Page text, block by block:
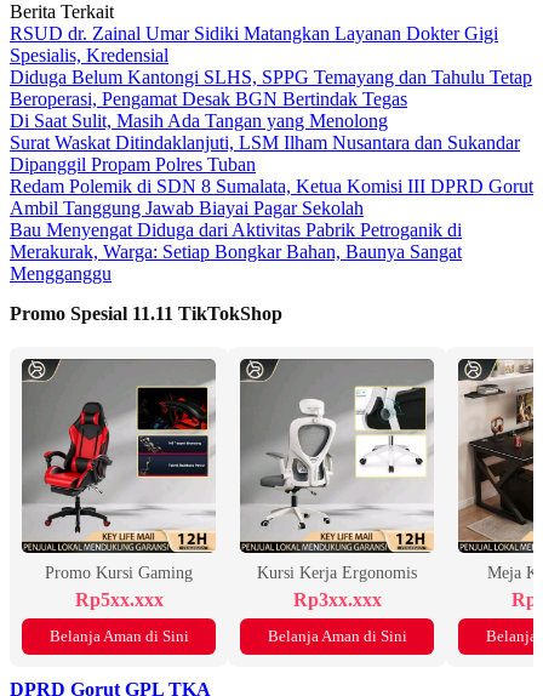
Berita Terkait
RSUD dr. Zainal Umar Sidiki Matangkan Layanan Dokter Gigi
Spesialis, Kredensial
Diduga Belum Kantongi SLHS, SPPG Temayang dan Tahulu Tetap
Beroperasi, Pengamat Desak BGN Bertindak Tegas
Di Saat Sulit, Masih Ada Tangan yang Menolong
Surat Waskat Ditindaklanjuti, LSM Ilham Nusantara dan Sukandar
Dipanggil Propam Polres Tuban
Redam Polemik di SDN 8 Sumalata, Ketua Komisi III DPRD Gorut
Ambil Tanggung Jawab Biayai Pagar Sekolah
Bau Menyengat Diduga dari Aktivitas Pabrik Petroganik di
Merakurak, Warga: Setiap Bongkar Bahan, Baunya Sangat
Mengganggu
Promo Spesial 11.11 TikTokShop
Promo Kursi Gaming
Rp5xx.xxx
Belanja Aman di Sini
Kursi Kerja Ergonomis
Rp3xx.xxx
Belanja Aman di Sini
Meja
Belanja
DPRD Gorut GPL TKA